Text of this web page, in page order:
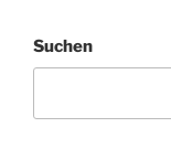
Suchen